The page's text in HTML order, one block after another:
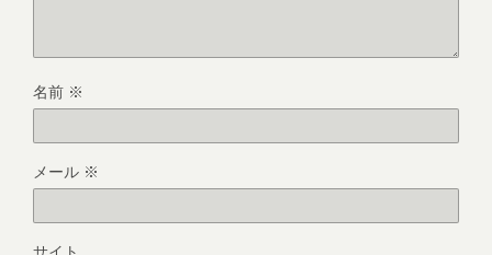
名前 ※
メール ※